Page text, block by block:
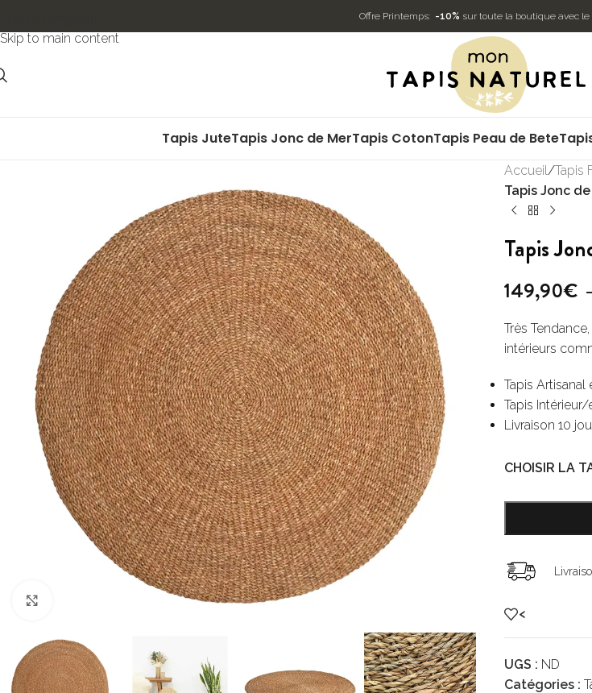
Skip to main content
Offre Printemps: -10% sur toute la boutique avec
Tapis JuteTapis Jonc de MerTapis CotonTapis Peau de Bete
Accueil/Tapis
Tapis Jonc
Tapis
149,90€
Très
intérieurs
Tapis
Tapis
Livraison 10
CHOISIR LA
<
UGS : ND
Catégories :